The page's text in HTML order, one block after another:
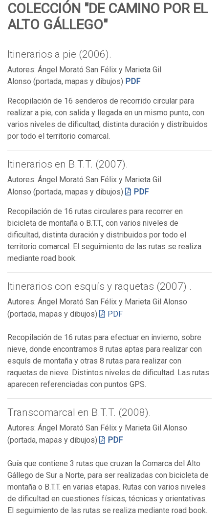
COLECCIÓN "DE CAMINO POR EL
ALTO GÁLLEGO"
Itinerarios a pie (2006).
Autores: Ángel Morató San Félix y Marieta Gil
Alonso (portada, mapas y dibujos) PDF
Recopilación de 16 senderos de recorrido circular para
realizar a pie, con salida y llegada en un mismo punto, con
varios niveles de dificultad, distinta duración y distribuidos
por todo el territorio comarcal.
Itinerarios en B.T.T. (2007).
Autores: Ángel Morató San Félix y Marieta Gil
Alonso (portada, mapas y dibujos)
PDF
Recopilación de 16 rutas circulares para recorrer en
bicicleta de montaña o B.T.T., con varios niveles de
dificultad, distinta duración y distribuidos por todo el
territorio comarcal. El seguimiento de las rutas se realiza
mediante road book.
Itinerarios con esquís y raquetas (2007) .
Autores: Ángel Morató San Félix y Marieta Gil Alonso
(portada, mapas y dibujos)
PDF
Recopilación de 16 rutas para efectuar en invierno, sobre
nieve, donde encontramos 8 rutas aptas para realizar con
esquís de montaña y otras 8 rutas para realizar con
raquetas de nieve. Distintos niveles de dificultad. Las rutas
aparecen referenciadas con puntos GPS.
Transcomarcal en B.T.T. (2008).
Autores: Ángel Morató San Félix y Marieta Gil Alonso
(portada, mapas y dibujos)
PDF
Guía que contiene 3 rutas que cruzan la Comarca del Alto
Gállego de Sur a Norte, para ser realizadas con bicicleta de
montaña o B.T.T. en varias etapas. Rutas con varios niveles
de dificultad en cuestiones físicas, técnicas y orientativas.
El seguimiento de las rutas se realiza mediante road book.